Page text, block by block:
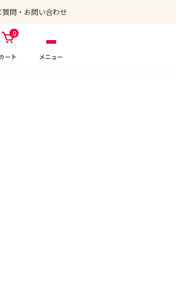
質問・お問い合わせ
0
カート メニュー